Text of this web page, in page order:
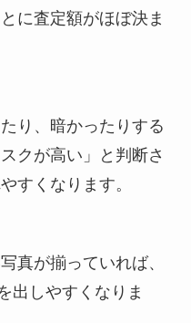
に査定額がほぼ決ま
り、暗かったりする
クが高い」と判断さ
すくなります。
真が揃っていれば、
出しやすくなりま